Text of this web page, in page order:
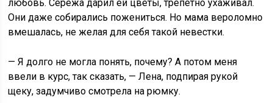
любовь. Сережа дарил ей цветы, трепетно ухаживал.
Они даже собирались пожениться. Но мама вероломно
вмешалась, не желая для себя такой невестки.
— Я долго не могла понять, почему? А потом меня
ввели в курс, так сказать, — Лена, подпирая рукой
щеку, задумчиво смотрела на рюмку.